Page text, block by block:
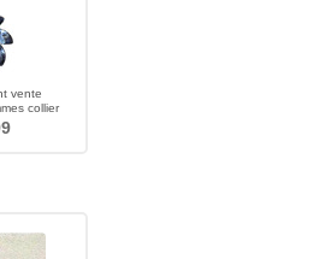
vente
collier